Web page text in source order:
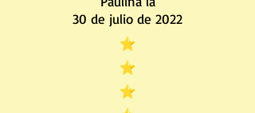
30 de julio de 2022